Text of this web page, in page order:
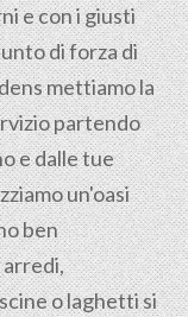
e con i giusti
di forza di
mettiamo la
partendo
e dalle tue
un'oasi
ben
arredi,
o laghetti si